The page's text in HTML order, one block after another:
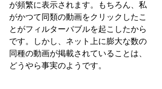
が頻繁に表示されます。もちろん、私
がかつて同類の動画をクリックしたこ
とがフィルターバブルを起こしたから
です。しかし、ネット上に膨大な数の
同種の動画が掲載されていることは、
どうやら事実のようです。